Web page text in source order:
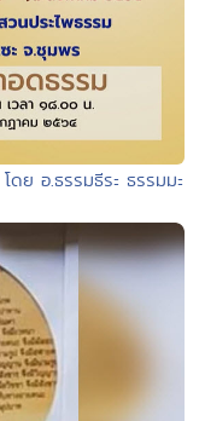
ดย อ.ธรรมธีระ ธรรมมะ